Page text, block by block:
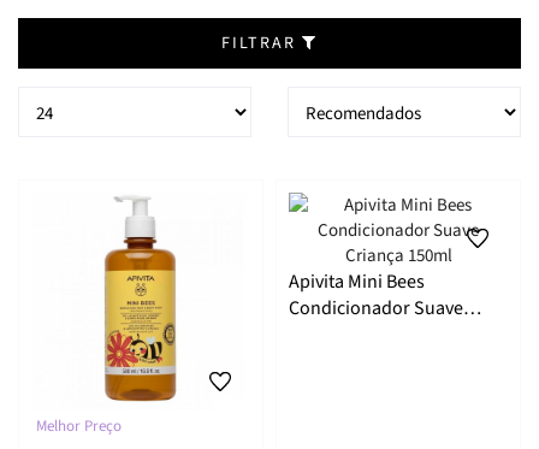
FILTRAR
Melhor Preço
Apivita Mini Bees
Condicionador Suave